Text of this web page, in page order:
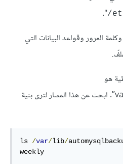
".
المرور وقواعد البيانات التي
هو
“/var/lib/automysqlbackup”. ابحث عن هذا المسار لترى بنية
ls /var/lib/
weekly